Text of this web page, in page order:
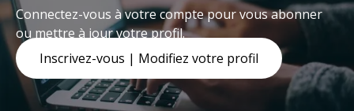
Connectez-vous à votre compte pour vous abonner
ou mettre à jour votre profil.
Inscrivez-vous | Modifiez votre profil